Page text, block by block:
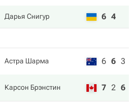
Дарья Снигур 6 4
Астра Шарма 6 6 3
Карсон Брэнстин 7 2 6